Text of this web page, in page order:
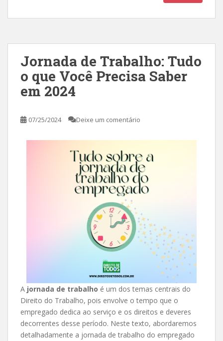
Jornada de Trabalho: Tudo
o que Você Precisa Saber
em 2024
07/25/2024 Deixe um comentário
A jornada de trabalho é um dos temas centrais do
Direito do Trabalho, pois envolve o tempo que o
empregado dedica ao serviço e os direitos e deveres
decorrentes desse período. Neste texto, abordaremos
detalhadamente a jornada de trabalho do empregado